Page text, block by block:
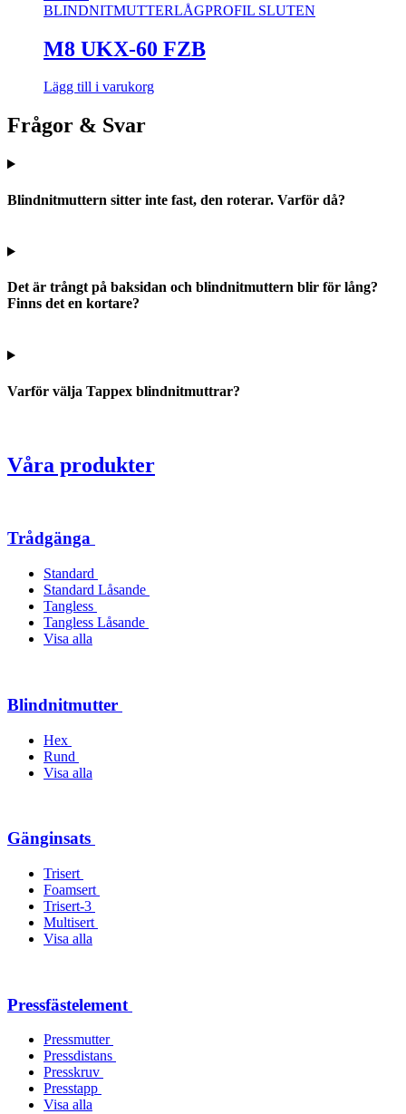
BLINDNITMUTTERLÅGPROFIL SLUTEN
M8 UKX-60 FZB
Lägg till i varukorg
Frågor & Svar
Blindnitmuttern sitter inte fast, den roterar. Varför då?
Det är trångt på baksidan och blindnitmuttern blir för lång?
Finns det en kortare?
Varför välja Tappex blindnitmuttrar?
Våra produkter
Trådgänga
Standard
Standard Låsande
Tangless
Tangless Låsande
Visa alla
Blindnitmutter
Hex
Rund
Visa alla
Gänginsats
Trisert
Foamsert
Trisert-3
Multisert
Visa alla
Pressfästelement
Pressmutter
Pressdistans
Presskruv
Presstapp
Visa alla